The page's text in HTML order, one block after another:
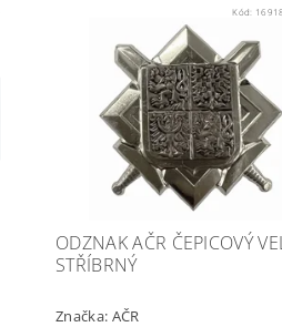
Kód:
ODZNAK AČR ČEPICOVÝ
STŘÍBRNÝ
Značka: AČR